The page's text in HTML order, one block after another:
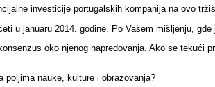
investicije portugalskih kompanija na ovo
u januaru 2014. godine. Po Vašem mišljenju,
oko njenog napredovanja. Ako se
poljima nauke, kulture i obrazovanja?